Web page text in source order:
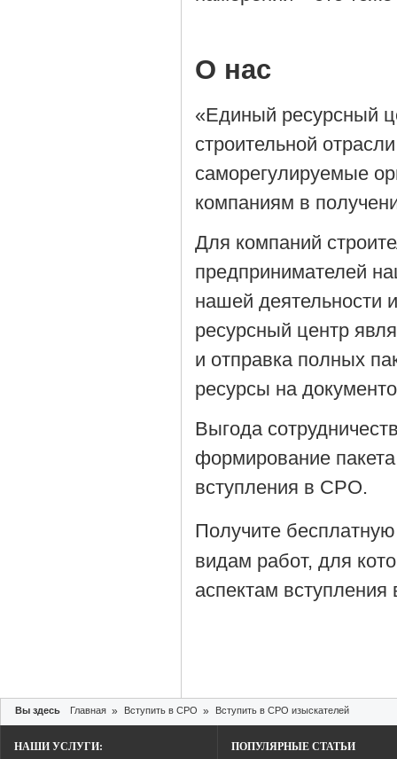
О нас
«Единый ресурсный
строительной
саморегулируемые
компаниям в
Для компаний
предпринимателей
нашей деятельности
ресурсный центр
и отправка полных
ресурсы на
Выгода
формирование
вступления в СРО.
Получите
видам работ, для
аспектам
Вы здесь Главная » Вступить в СРО » Вступить в СРО изыскателей
НАШИ УСЛУГИ: ПОПУЛЯРНЫЕ СТАТЬИ